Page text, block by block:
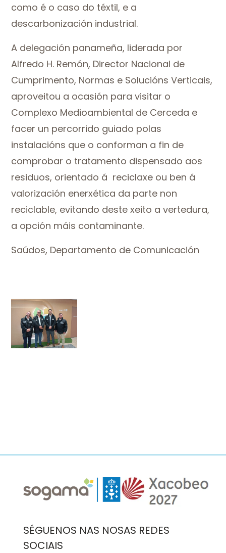
como é o caso do téxtil, e a
descarbonización industrial.
A delegación panameña, liderada por
Alfredo H. Remón, Director Nacional de
Cumprimento, Normas e Solucións Verticais,
aproveitou a ocasión para visitar o
Complexo Medioambiental de Cerceda e
facer un percorrido guiado polas
instalacións que o conforman a fin de
comprobar o tratamento dispensado aos
residuos, orientado á reciclaxe ou ben á
valorización enerxética da parte non
reciclable, evitando deste xeito a vertedura,
a opción máis contaminante.
Saúdos, Departamento de Comunicación
Imaxe
SÉGUENOS NAS NOSAS REDES
SOCIAIS